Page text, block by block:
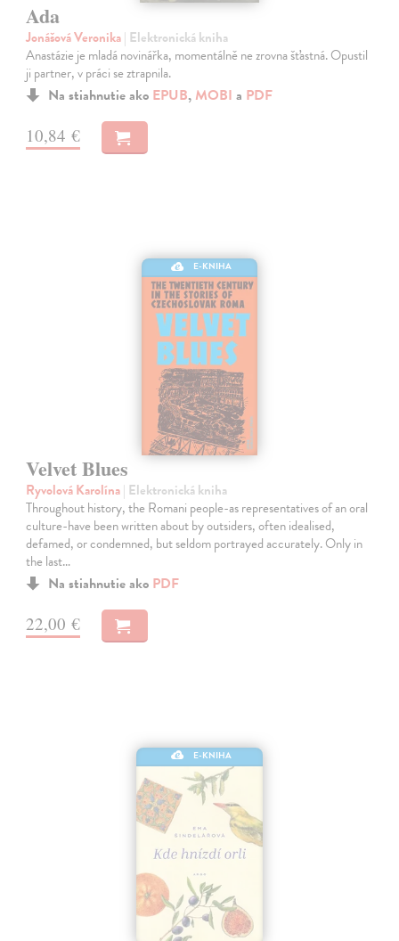
Ada
Jonášová Veronika| Elektronická kniha
Anastázie je mladá novinářka, momentálně ne zrovna šťastná. Opustil
ji partner, v práci se ztrapnila.
Na stiahnutie ako EPUB, MOBI a PDF
10,84 €
E-KNIHA
Velvet Blues
Ryvolová Karolína| Elektronická kniha
Throughout history, the Romani people-as representatives of an oral
culture-have been written about by outsiders, often idealised,
defamed, or condemned, but seldom portrayed accurately. Only in
the last…
Na stiahnutie ako PDF
22,00 €
E-KNIHA